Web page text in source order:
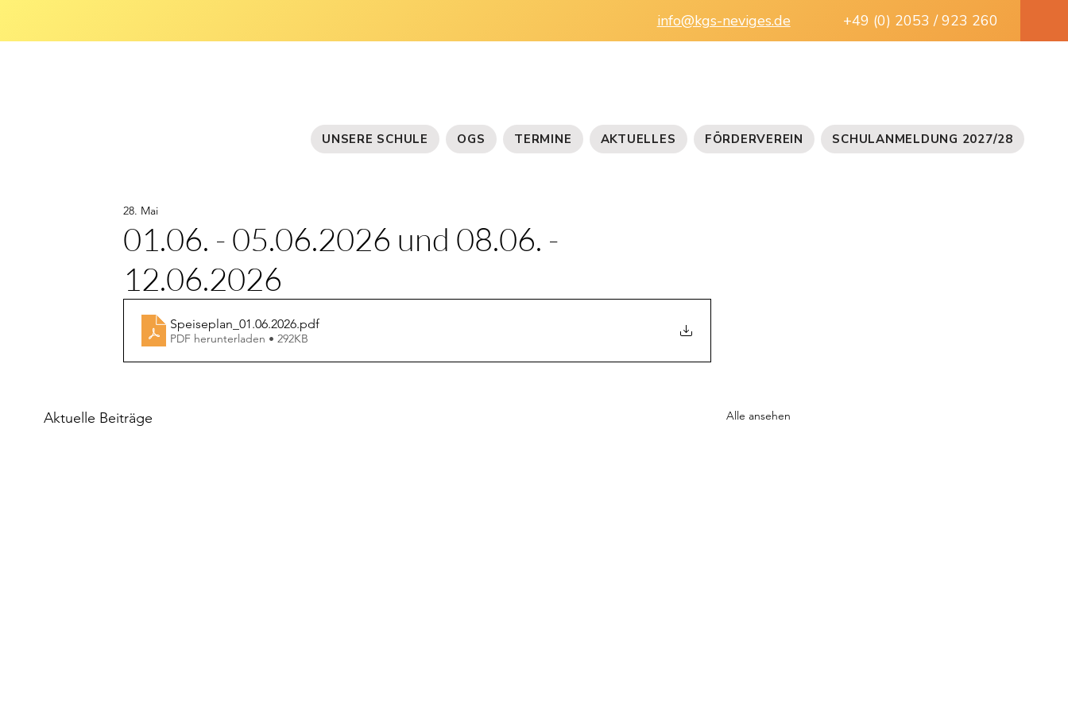
info@kgs-neviges.de +49 (0) 2053 / 923 260
UNSERE SCHULE OGS TERMINE AKTUELLES FÖRDERVEREIN SCHULANMELDUNG 2027/28
01.06. - 05.06.2026 und 08.06. -
12.06.2026
28. Mai
Speiseplan_01.06.2026.pdf
PDF herunterladen • 292KB
Aktuelle Beiträge Alle ansehen